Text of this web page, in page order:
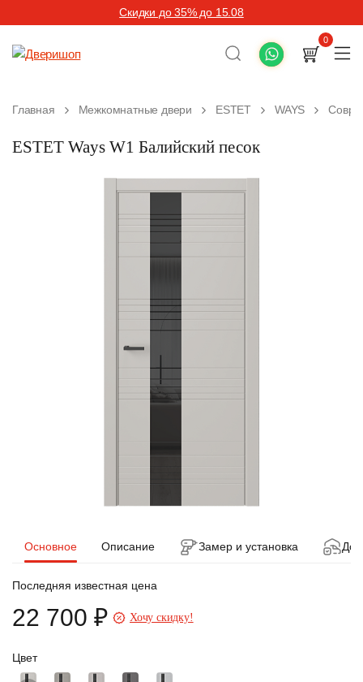
Скидки до 35% до 15.08
0
Главная Межкомнатные двери ESTET WAYS
ESTET Ways W1 Балийский песок
Основное Описание Замер и установка
Цвет
Последняя известная цена
22 700 ₽ Хочу скидку!